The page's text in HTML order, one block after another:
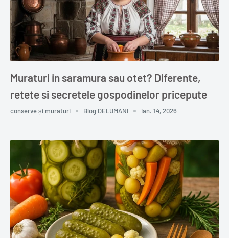
Muraturi in saramura sau otet? Diferente,
retete si secretele gospodinelor pricepute
conserve și muraturi Blog DELUMANI ian. 14, 2026